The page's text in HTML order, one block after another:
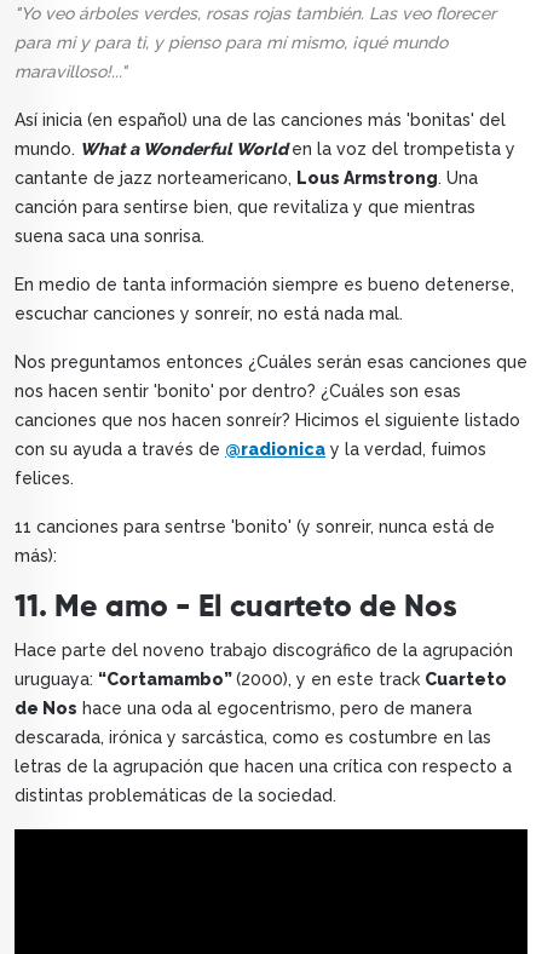
"Yo veo árboles verdes, rosas rojas también. Las veo florecer
para mi y para ti, y pienso para mí mismo, ¡qué mundo
maravilloso!..."
Así inicia (en español) una de las canciones más 'bonitas' del
mundo. What a Wonderful Worlden la voz del trompetista y
cantante de jazz norteamericano, Lous Armstrong. Una
canción para sentirse bien, que revitaliza y que mientras
suena saca una sonrisa.
En medio de tanta información siempre es bueno detenerse,
escuchar canciones y sonreír, no está nada mal.
Nos preguntamos entonces ¿Cuáles serán esas canciones que
nos hacen sentir 'bonito' por dentro? ¿Cuáles son esas
canciones que nos hacen sonreír? Hicimos el siguiente listado
con su ayuda a través de @radionica y la verdad, fuimos
felices.
11 canciones para sentrse 'bonito' (y sonreir, nunca está de
más):
11. Me amo - El cuarteto de Nos
Hace parte del noveno trabajo discográfico de la agrupación
uruguaya: “Cortamambo”(2000), y en este track Cuarteto
de Nos hace una oda al egocentrismo, pero de manera
descarada, irónica y sarcástica, como es costumbre en las
letras de la agrupación que hacen una crítica con respecto a
distintas problemáticas de la sociedad.